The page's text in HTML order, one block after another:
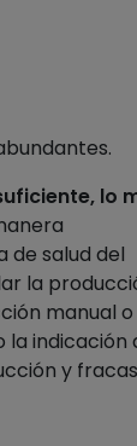
lo
de salud del
la
manual
la indicación
y